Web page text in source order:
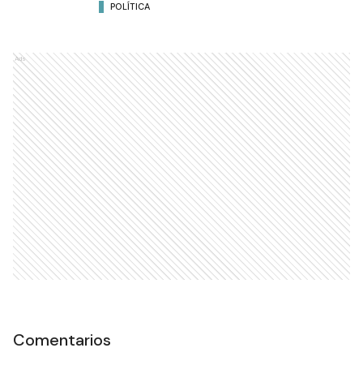
POLÍTICA
Ads
Comentarios